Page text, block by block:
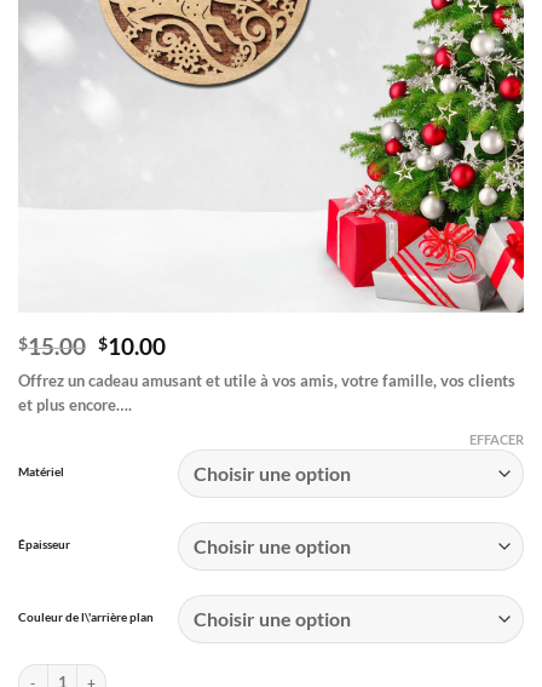
$15.00 Le
initial
était :
$10.00Le
actuel
Offrez un cadeau amusant et utile à vos amis, votre famille, vos clients
et plus encore….
Matériel
Épaisseur
Couleur de l\'arrière plan
EFFACER
quantité de Décor pour arbre de Noël